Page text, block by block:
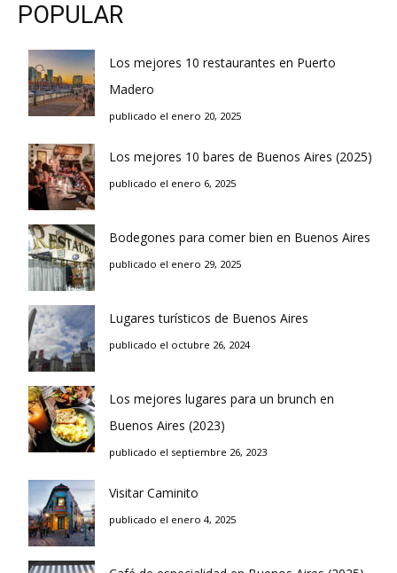
POPULAR
Los mejores 10 restaurantes en Puerto
Madero
publicado el enero 20, 2025
Los mejores 10 bares de Buenos Aires (2025)
publicado el enero 6, 2025
Bodegones para comer bien en Buenos Aires
publicado el enero 29, 2025
Lugares turísticos de Buenos Aires
publicado el octubre 26, 2024
Los mejores lugares para un brunch en
Buenos Aires (2023)
publicado el septiembre 26, 2023
Visitar Caminito
publicado el enero 4, 2025